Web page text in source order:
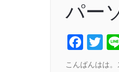
パー
こんばんはは。